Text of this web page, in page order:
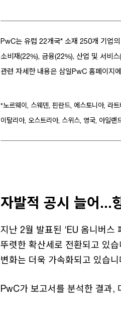
PwC는 유럽 22개국* 소재 250개 기업
소비재(22%), 금융(22%), 산업 및 서비
관련 자세한 내용은 삼일PwC 홈페이지
*노르웨이, 스웨덴, 핀란드, 에스토니아, 라
이탈리아, 오스트리아, 스위스, 영국, 아일랜
자발적 공시 늘어...
지난 2월 발표된 ‘EU 옴니버스
뚜렷한 확산세로 전환되고 있
변화는 더욱 가속화되고 있습니
PwC가 보고서를 분석한 결과,